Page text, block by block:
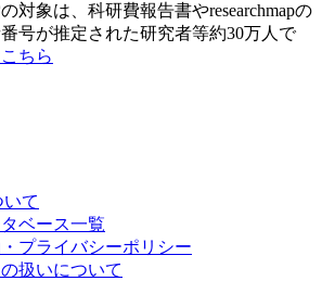
対象は、科研費報告書やresearchmapの
号が推定された研究者等約30万人で
ちら
て
ベース一覧
プライバシーポリシー
扱いについて